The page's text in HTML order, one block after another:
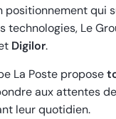
positionnement qui
technologies, Le
Digilor.
La Poste propose
aux attentes
leur quotidien.